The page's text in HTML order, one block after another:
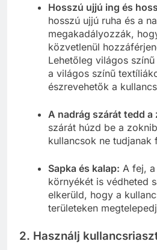
Hosszú ujjú ing és
hosszú ujjú ruha és a
megakadályozzák,
közvetlenül
Lehetőleg világos
a világos színű
észrevehetők a
A nadrág szárát tedd a
szárát húzd be a
kullancsok ne tudjanak
Sapka és kalap: A fej,
környékét is védheted
elkerüld, hogy a
területeken
2. Használj